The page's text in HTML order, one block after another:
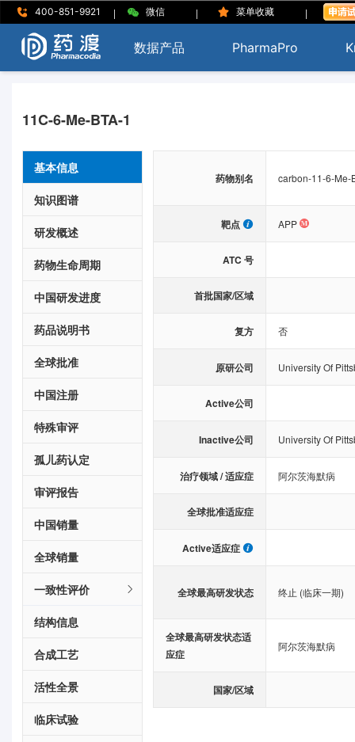
400-851-9921 | 微信 | 菜单收藏 |
数据产品 PharmaPro
11C-6-Me-BTA-1
基本信息
知识图谱
研发概述
药物生命周期
中国研发进度
药品说明书
全球批准
中国注册
特殊审评
孤儿药认定
审评报告
中国销量
全球销量
一致性评价
结构信息
合成工艺
活性全景
临床试验
药物别名 carbon-11-6-Me-
靶点 APP
ATC 号
首批国家/区域
复方 否
原研公司 University Of
Active公司
Inactive公司 University Of
治疗领域 / 适应症 阿尔茨海默病
全球批准适应症
Active适应症
全球最高研发状态 终止 (临床一期)
全球最高研发状态适
应症
阿尔茨海默病
国家/区域